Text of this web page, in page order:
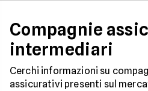
Compagnie
intermediari
Cerchi informazioni su
assicurativi presenti sul